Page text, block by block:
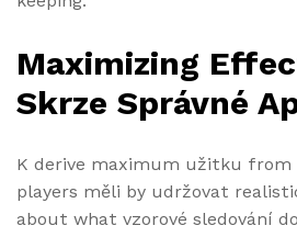
Maximizing
Skrze Správné
K derive maximum užitku from
players měli by udržovat
about what vzorové sledování